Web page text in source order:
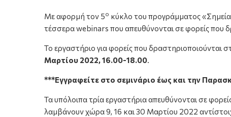
Με αφορμή τoν 5ο κύκλο του προγράμματος
τέσσερα webinars που απευθύνονται σε φορείς που
Το εργαστήριο για φορείς που
Μαρτίου 2022, 16.00-18.00.
***Εγγραφείτε στο σεμινάριο έως και την
Τα υπόλοιπα τρία εργαστήρια απευθύνονται σε
λαμβάνουν χώρα 9, 16 και 30 Μαρτίου 2022